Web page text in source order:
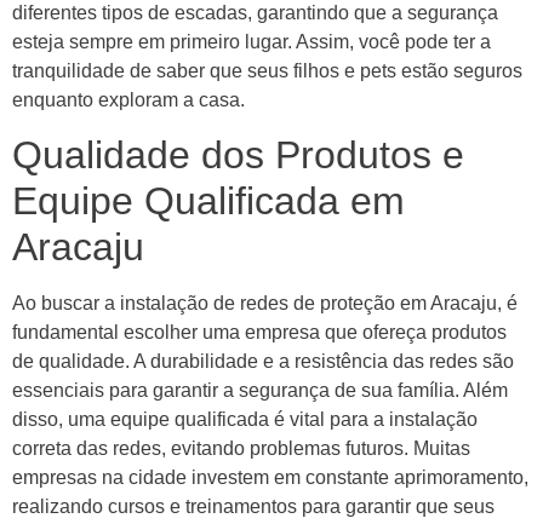
diferentes tipos de escadas, garantindo que a segurança
esteja sempre em primeiro lugar. Assim, você pode ter a
tranquilidade de saber que seus filhos e pets estão seguros
enquanto exploram a casa.
Qualidade dos Produtos e
Equipe Qualificada em
Aracaju
Ao buscar a instalação de redes de proteção em Aracaju, é
fundamental escolher uma empresa que ofereça produtos
de qualidade. A durabilidade e a resistência das redes são
essenciais para garantir a segurança de sua família. Além
disso, uma equipe qualificada é vital para a instalação
correta das redes, evitando problemas futuros. Muitas
empresas na cidade investem em constante aprimoramento,
realizando cursos e treinamentos para garantir que seus